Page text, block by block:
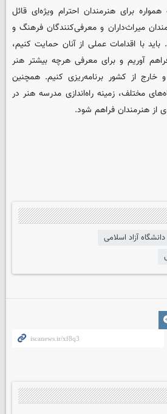
برای هنرمندان احترام ویژه‌ای قائل
میراث‌داران و معرفی‌کنندگان فرهنگ و
با اقدامات عملی از آنان حمایت کنیم،
آوریم و برای معرفی هرچه بیشتر هنر
خارج از کشور برنامه‌ریزی کنیم. همچنین
مختلف، زمینه راه‌اندازی مدرسه هنر در
از هنرمندان فراهم شود.
دانشگاه آزاد اسلامی